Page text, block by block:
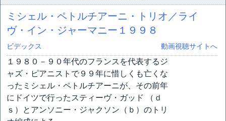
ミシェル・ペトルチアーニ・トリオ／ライ
ヴ・イン・ジャーマニー１９９８
ビデックス 動画視聴サイトへ
１９８０－９０年代のフランスを代表するジ
ャズ・ピアニストで９９年に惜しくも亡くな
ったミシェル・ペトルチアーニが、その前年
にドイツで行ったスティーヴ・ガッド （ｄ
ｓ）とアンソニー・ジャクソン（ｂ）のトリ